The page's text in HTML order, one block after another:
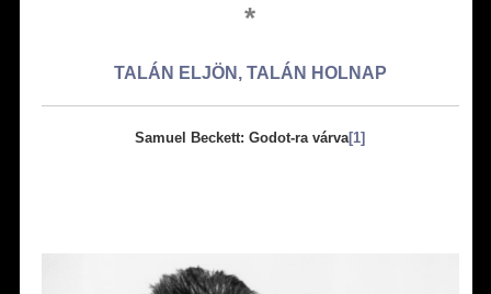
*
TALÁN ELJÖN, TALÁN HOLNAP
Samuel Beckett: Godot-ra várva[1]